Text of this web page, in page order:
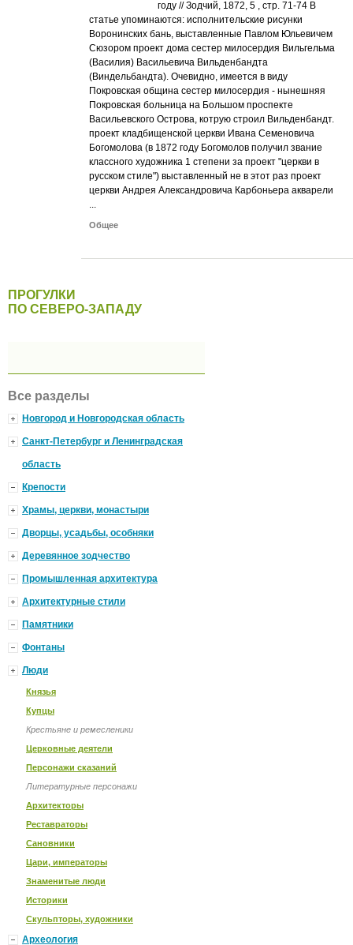
году // Зодчий, 1872, 5 , стр. 71-74 В
статье упоминаются: исполнительские рисунки
Воронинских бань, выставленные Павлом Юльевичем
Сюзором проект дома сестер милосердия Вильгельма
(Василия) Васильевича Вильденбандта
(Виндельбандта). Очевидно, имеется в виду
Покровская община сестер милосердия - нынешняя
Покровская больница на Большом проспекте
Васильевского Острова, котрую строил Вильденбандт.
проект кладбищенской церкви Ивана Семеновича
Богомолова (в 1872 году Богомолов получил звание
классного художника 1 степени за проект "церкви в
русском стиле") выставленный не в этот раз проект
церкви Андрея Александровича Карбоньера акварели
...
Общее
ПРОГУЛКИ
ПО СЕВЕРО-ЗАПАДУ
Все разделы
Новгород и Новгородская область
Санкт-Петербург и Ленинградская
область
Крепости
Храмы, церкви, монастыри
Дворцы, усадьбы, особняки
Деревянное зодчество
Промышленная архитектура
Архитектурные стили
Памятники
Фонтаны
Люди
Князья
Купцы
Крестьяне и ремесленики
Церковные деятели
Персонажи сказаний
Литературные персонажи
Архитекторы
Реставраторы
Сановники
Цари, императоры
Знаменитые люди
Историки
Скульпторы, художники
Археология